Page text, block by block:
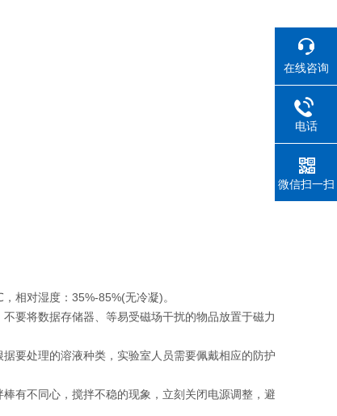
相对湿度：35%-85%(无冷凝)。
要将数据存储器、等易受磁场干扰的物品放置于磁力
要处理的溶液种类，实验室人员需要佩戴相应的防护
有不同心，搅拌不稳的现象，立刻关闭电源调整，避
在线咨询
电话
微信扫一扫